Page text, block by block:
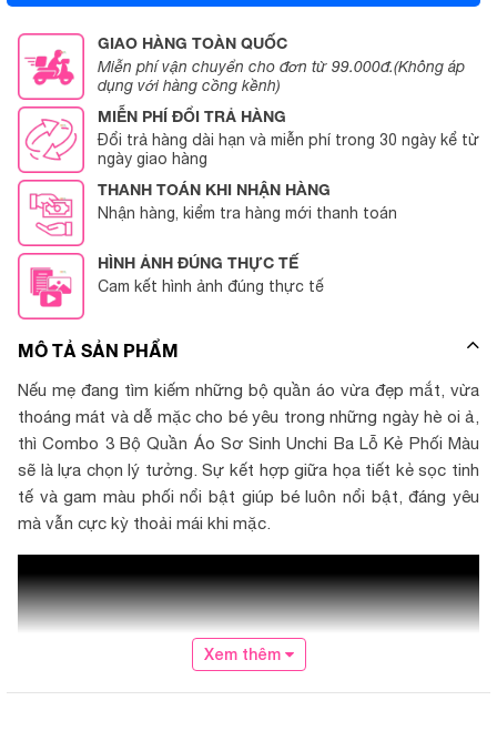
GIAO HÀNG TOÀN QUỐC
Miễn phí vận chuyển cho đơn từ 99.000đ.(Không áp
dụng với hàng cồng kềnh)
MIỄN PHÍ ĐỔI TRẢ HÀNG
Đổi trả hàng dài hạn và miễn phí trong 30 ngày kể từ
ngày giao hàng
THANH TOÁN KHI NHẬN HÀNG
Nhận hàng, kiểm tra hàng mới thanh toán
HÌNH ẢNH ĐÚNG THỰC TẾ
Cam kết hình ảnh đúng thực tế
MÔ TẢ SẢN PHẨM
Nếu mẹ đang tìm kiếm những bộ quần áo vừa đẹp mắt, vừa
thoáng mát và dễ mặc cho bé yêu trong những ngày hè oi ả,
thì Combo 3 Bộ Quần Áo Sơ Sinh Unchi Ba Lỗ Kẻ Phối Màu
sẽ là lựa chọn lý tưởng. Sự kết hợp giữa họa tiết kẻ sọc tinh
tế và gam màu phối nổi bật giúp bé luôn nổi bật, đáng yêu
mà vẫn cực kỳ thoải mái khi mặc.
Xem thêm